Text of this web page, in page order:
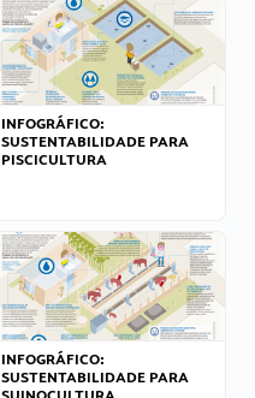
INFOGRÁFICO:
SUSTENTABILIDADE PARA
PISCICULTURA
INFOGRÁFICO:
SUSTENTABILIDADE PARA